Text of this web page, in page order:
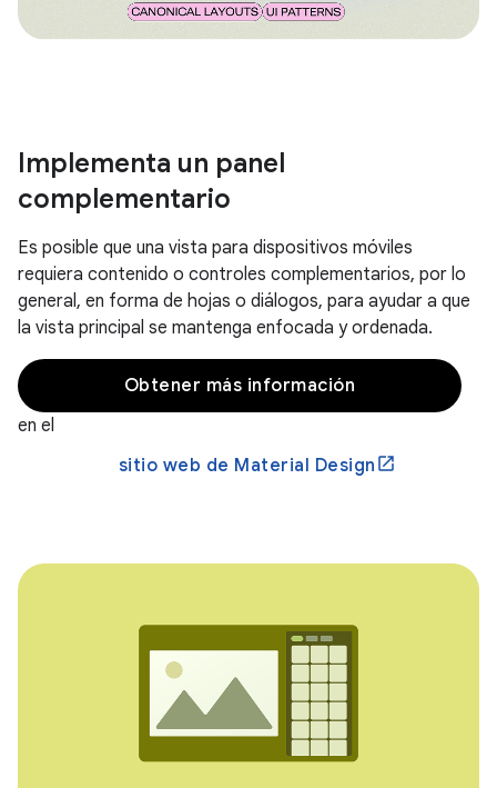
Implementa un panel
complementario
Es posible que una vista para dispositivos móviles
requiera contenido o controles complementarios, por lo
general, en forma de hojas o diálogos, para ayudar a que
la vista principal se mantenga enfocada y ordenada.
Obtener más información
en el
sitio web de Material Design